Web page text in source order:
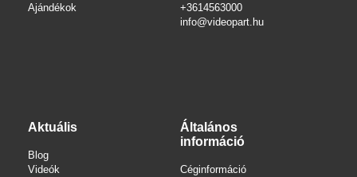
Ajándékok
+3614563000
info@videopart.hu
Aktuális
Blog
Videók
Általános
információ
Céginformáció